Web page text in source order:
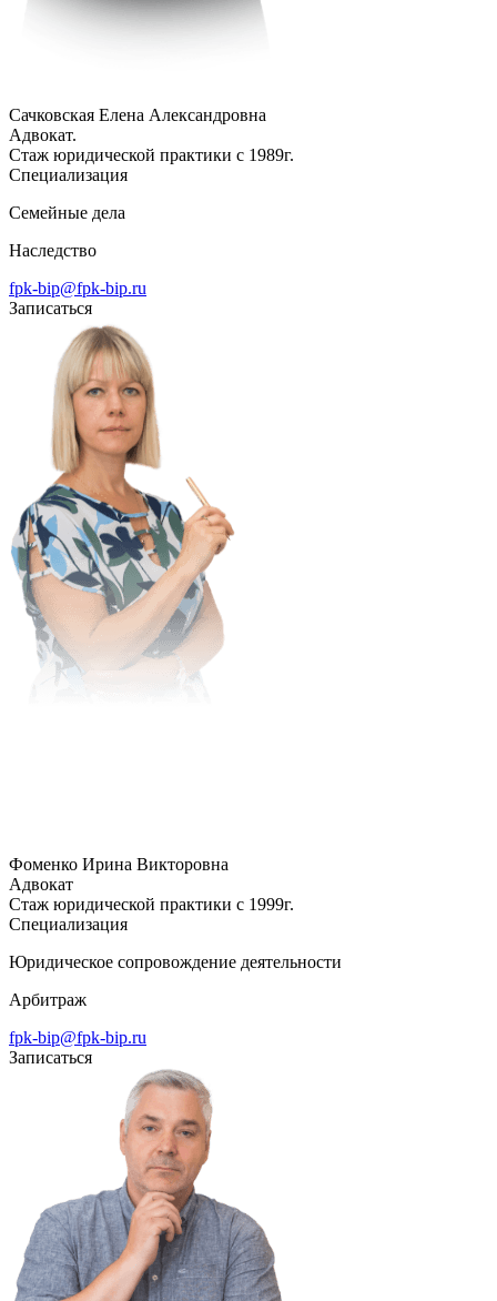
Сачковская Елена Александровна
Адвокат.
Стаж юридической практики с 1989г.
Специализация
Семейные дела
Наследство
fpk-bip@fpk-bip.ru
Записаться
Фоменко Ирина Викторовна
Адвокат
Стаж юридической практики с 1999г.
Специализация
Юридическое сопровождение деятельности
Арбитраж
fpk-bip@fpk-bip.ru
Записаться